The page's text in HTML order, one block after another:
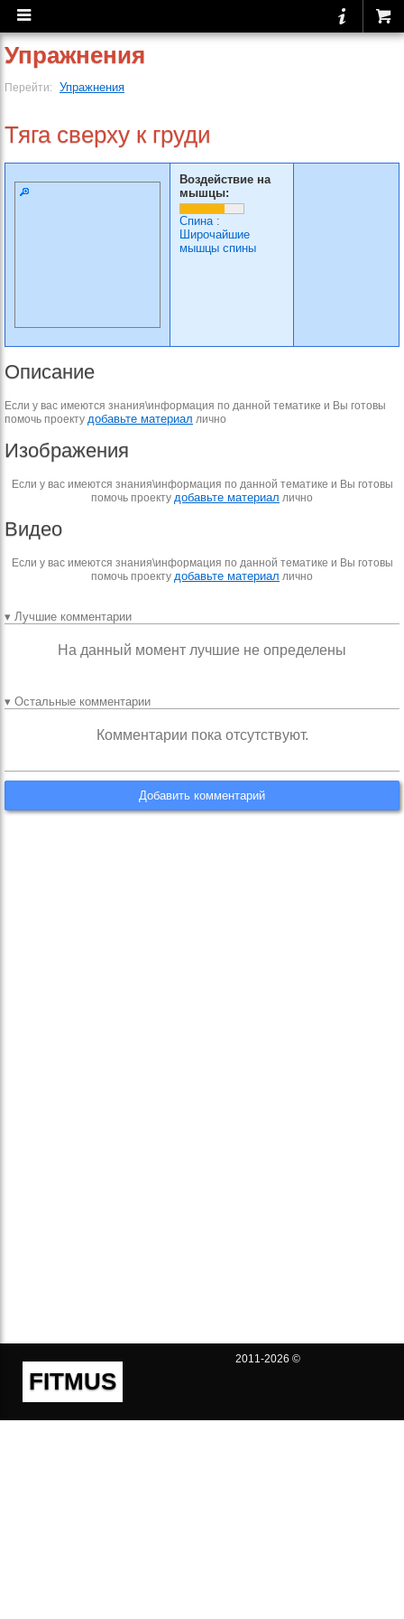
Упражнения
Перейти: Упражнения
Тяга сверху к груди
Воздействие на
мышцы:
Спина:
Широчайшие
мышцы спины
Описание
Если у вас имеются знания\информация по данной тематике и Вы готовы
помочь проекту добавьте материал лично
Изображения
Если у вас имеются знания\информация по данной тематике и Вы готовы
помочь проекту добавьте материал лично
Видео
Если у вас имеются знания\информация по данной тематике и Вы готовы
помочь проекту добавьте материал лично
▾ Лучшие комментарии
На данный момент лучшие не определены
▾ Остальные комментарии
Комментарии пока отсутствуют.
Добавить комментарий
FITMUS
2011-2026 ©